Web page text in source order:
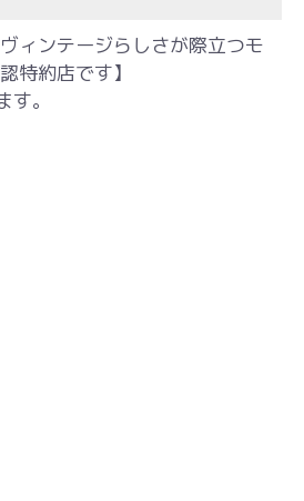
ィンテージらしさが際立つモ
特約店です】
。